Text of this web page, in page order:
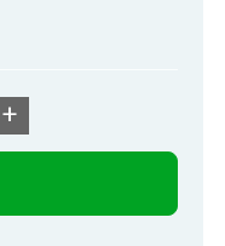
13 590 Ft
+